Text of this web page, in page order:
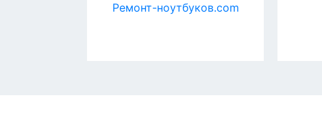
Ремонт-ноутбуков.com